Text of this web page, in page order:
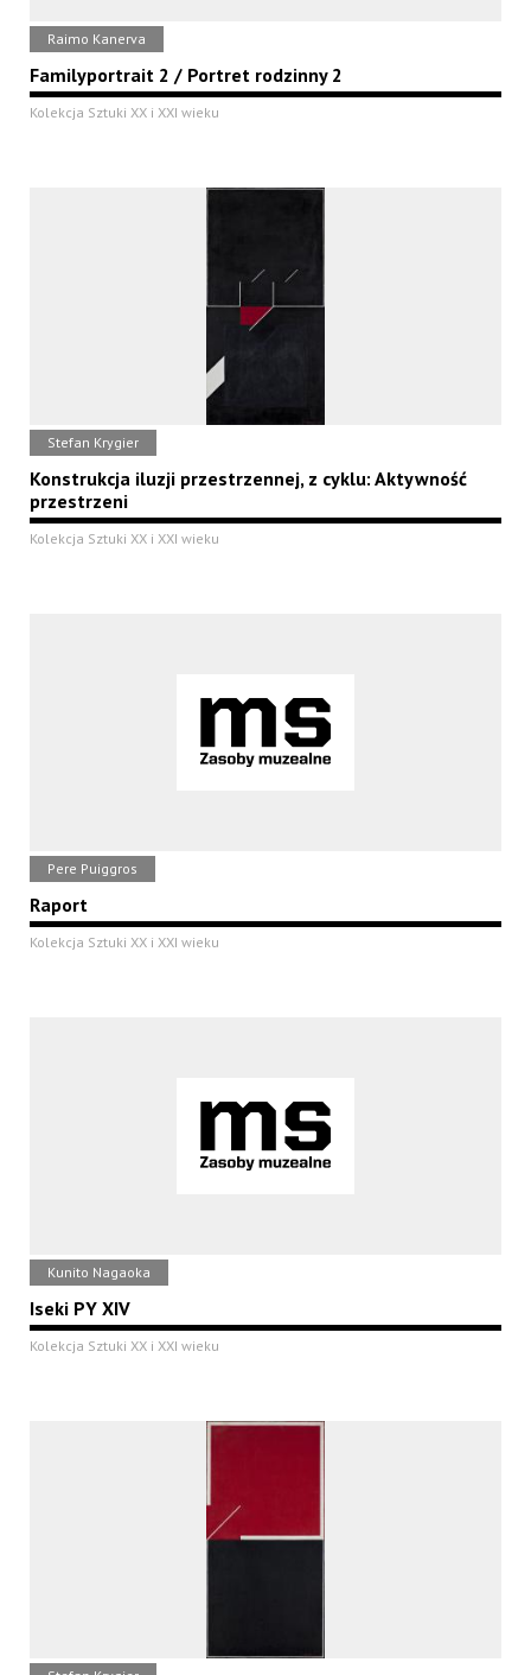
Raimo Kanerva
Familyportrait 2 / Portret rodzinny 2
Kolekcja Sztuki XX i XXI wieku
Stefan Krygier
Konstrukcja iluzji przestrzennej, z cyklu: Aktywność
przestrzeni
Kolekcja Sztuki XX i XXI wieku
Pere Puiggros
Raport
Kolekcja Sztuki XX i XXI wieku
Kunito Nagaoka
Iseki PY XIV
Kolekcja Sztuki XX i XXI wieku